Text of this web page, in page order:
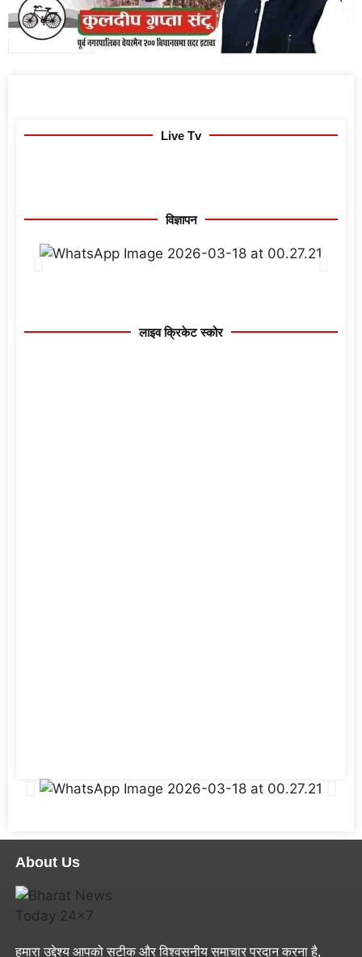
Live Tv
विज्ञापन
लाइव क्रिकेट स्कोर
About Us
हमारा उद्देश्य आपको सटीक और विश्वसनीय समाचार प्रदान करना है,